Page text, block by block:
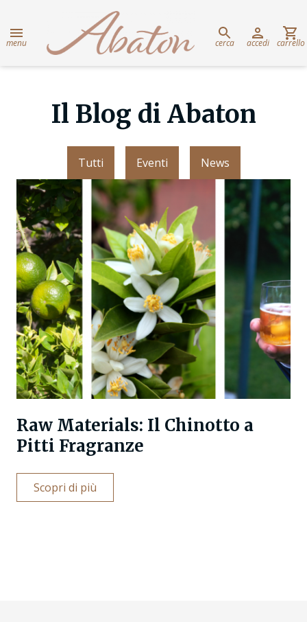
menu cerca accedi carrello
Il Blog di Abaton
Tutti Eventi News
Raw Materials: Il Chinotto a
Pitti Fragranze
Scopri di più